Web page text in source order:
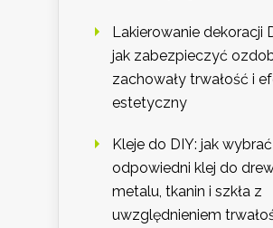
Lakierowanie dekoracji
jak zabezpieczyć
zachowały trwałość i
estetyczny
Kleje do DIY: jak wybrać
odpowiedni klej do
metalu, tkanin i szkła z
uwzględnieniem